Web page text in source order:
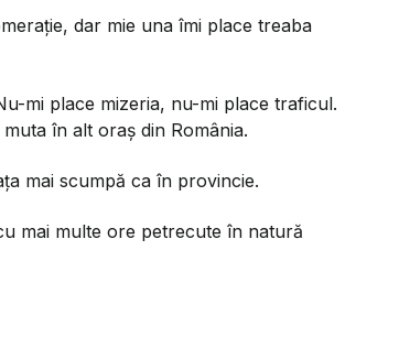
dar mie una îmi place treaba
mi place mizeria, nu-mi place traficul.
în alt oraș din România.
mai scumpă ca în provincie.
mai multe ore petrecute în natură